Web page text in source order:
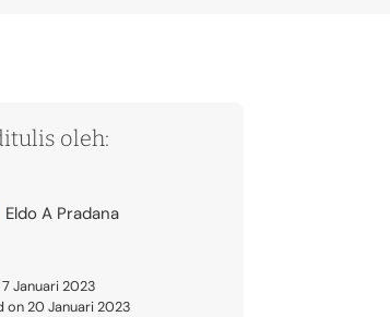
oleh:
Eldo A Pradana
Januari 2023
on 20 Januari 2023